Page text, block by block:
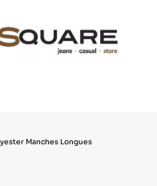
Manches Longues